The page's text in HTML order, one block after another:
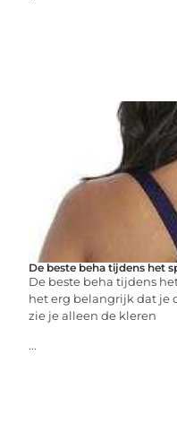
De beste beha tijdens het
De beste beha tijdens
het erg belangrijk dat je
zie je alleen de kleren
...